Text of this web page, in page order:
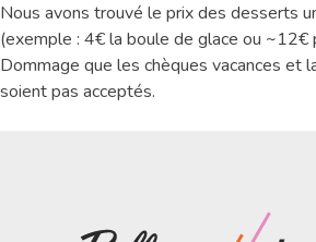
Nous avons trouvé le prix des desserts
(exemple : 4€ la boule de glace ou ~12€
Dommage que les chèques vacances et
soient pas acceptés.